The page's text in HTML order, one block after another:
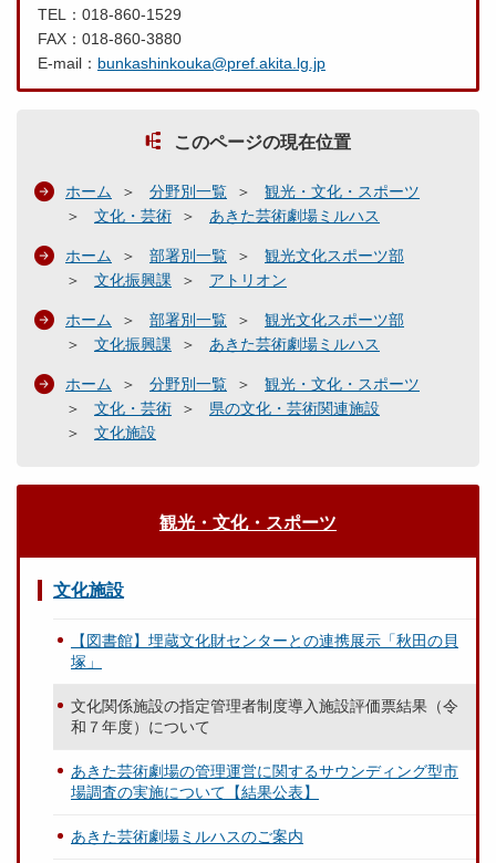
TEL：018-860-1529
FAX：018-860-3880
E-mail： bunkashinkouka@pref.akita.lg.jp
このページの現在位置
ホーム 分野別一覧
観光・文化・スポーツ
文化・芸術
あきた芸術劇場ミルハス
ホーム 部署別一覧
観光文化スポーツ部
文化振興課
アトリオン
ホーム 部署別一覧
観光文化スポーツ部
文化振興課
あきた芸術劇場ミルハス
ホーム 分野別一覧
観光・文化・スポーツ
文化・芸術
県の文化・芸術関連施設
文化施設
観光・文化・スポーツ
文化施設
【図書館】埋蔵文化財センターとの連携展示「秋田の貝
塚」
文化関係施設の指定管理者制度導入施設評価票結果（令
和７年度）について
あきた芸術劇場の管理運営に関するサウンディング型市
場調査の実施について【結果公表】
あきた芸術劇場ミルハスのご案内